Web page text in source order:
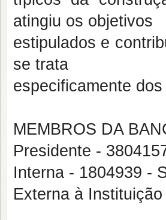
atingiu os objetivos
estipulados e
se trata
especificamente
MEMBROS DA
Presidente -
Interna - 1804939 -
Externa à